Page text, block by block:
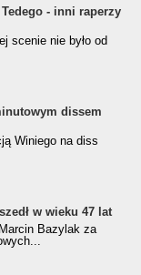
- inni raperzy
scenie nie było od
dissem
Winiego na diss
w wieku 47 lat
Bazylak za